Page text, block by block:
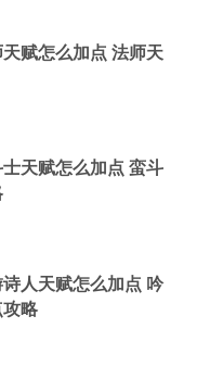
赋怎么加点 法师天
天赋怎么加点 蛮斗
人天赋怎么加点 吟
略